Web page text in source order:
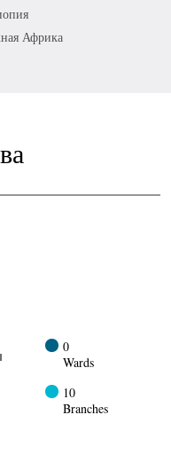
Африка
0
Wards
10
Branches